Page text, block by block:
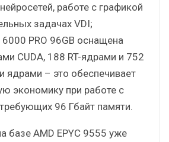
работе с графикой
задачах VDI;
6000 PRO 96GB оснащена
CUDA, 188 RT-ядрами и 752
ядрами – это обеспечивает
экономику при работе с
96 Гбайт памяти.
базе AMD EPYC 9555 уже